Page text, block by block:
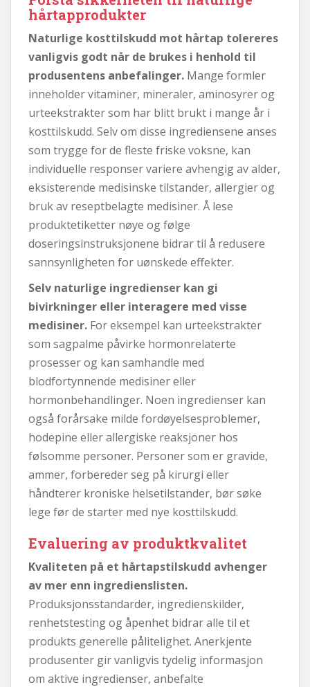
hårtapprodukter
Naturlige kosttilskudd mot hårtap tolereres
vanligvis godt når de brukes i henhold til
produsentens anbefalinger. Mange formler
inneholder vitaminer, mineraler, aminosyrer og
urteekstrakter som har blitt brukt i mange år i
kosttilskudd. Selv om disse ingrediensene anses
som trygge for de fleste friske voksne, kan
individuelle responser variere avhengig av alder,
eksisterende medisinske tilstander, allergier og
bruk av reseptbelagte medisiner. Å lese
produktetiketter nøye og følge
doseringsinstruksjonene bidrar til å redusere
sannsynligheten for uønskede effekter.
Selv naturlige ingredienser kan gi
bivirkninger eller interagere med visse
medisiner. For eksempel kan urteekstrakter
som sagpalme påvirke hormonrelaterte
prosesser og kan samhandle med
blodfortynnende medisiner eller
hormonbehandlinger. Noen ingredienser kan
også forårsake milde fordøyelsesproblemer,
hodepine eller allergiske reaksjoner hos
følsomme personer. Personer som er gravide,
ammer, forbereder seg på kirurgi eller
håndterer kroniske helsetilstander, bør søke
lege før de starter med nye kosttilskudd.
Evaluering av produktkvalitet
Kvaliteten på et hårtapstilskudd avhenger
av mer enn ingredienslisten.
Produksjonsstandarder, ingredienskilder,
renhetstesting og åpenhet bidrar alle til et
produkts generelle pålitelighet. Anerkjente
produsenter gir vanligvis tydelig informasjon
om aktive ingredienser, anbefalte